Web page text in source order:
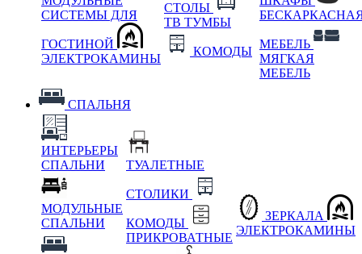
СИСТЕМЫ ДЛЯ
ГОСТИНОЙ
ЭЛЕКТРОКАМИНЫ
СТОЛЫ
ТВ ТУМБЫ
КОМОДЫ
МЕБЕЛЬ
МЯГКАЯ
МЕБЕЛЬ
СПАЛЬНЯ
ИНТЕРЬЕРЫ
СПАЛЬНИ
МОДУЛЬНЫЕ
СПАЛЬНИ
ТУАЛЕТНЫЕ
СТОЛИКИ
КОМОДЫ
ПРИКРОВАТНЫЕ
ЗЕРКАЛА
ЭЛЕКТРОКАМИНЫ